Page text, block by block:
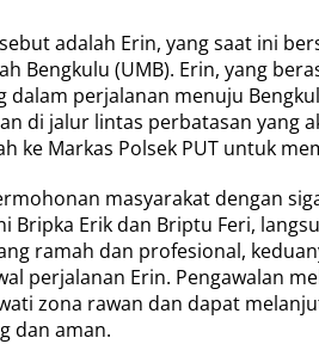
c
a
r
a
G
r
t
i
s
adalah Erin, yang saat ini
Bengkulu (UMB). Erin, yang
dalam perjalanan menuju
di jalur lintas perbatasan yang
ke Markas Polsek PUT untuk
masyarakat dengan
Bripka Erik dan Briptu Feri,
ramah dan profesional,
perjalanan Erin. Pengawalan
zona rawan dan dapat
dan aman.